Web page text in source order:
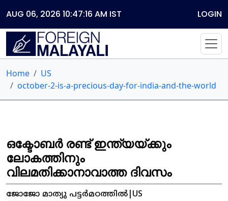
AUG 06, 2026 10:47:16 AM IST LOGIN
Home
US
october-2-is-a-precious-day-for-india-and-the-world
ഒക്ടോബർ രണ്ട് ഇന്ത്യയ്ക്കും
ലോകത്തിനും
വിലമതിക്കാനാവാത്ത ദിവസം
ജോജോ മാത്യു പട്ടർമഠത്തിൽ|US